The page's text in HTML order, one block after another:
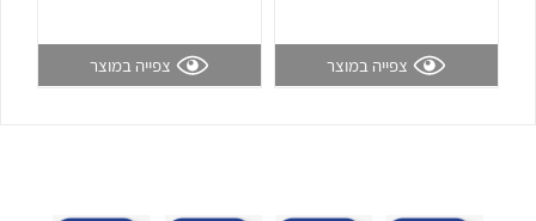
צפייה במוצר צפייה במוצר